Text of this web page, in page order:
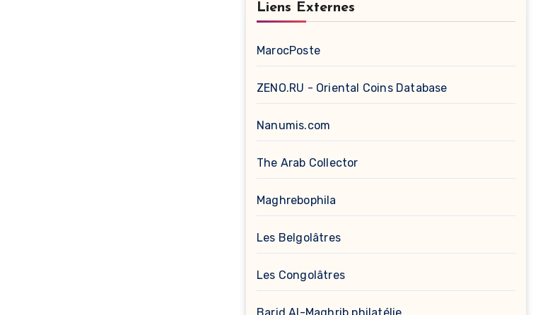
Liens Externes
MarocPoste
ZENO.RU - Oriental Coins Database
Nanumis.com
The Arab Collector
Maghrebophila
Les Belgolâtres
Les Congolâtres